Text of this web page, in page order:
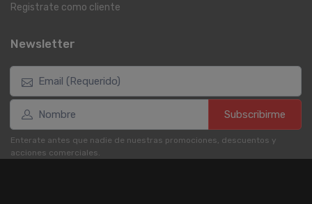
Registrate como cliente
Newsletter
Subscribirme
Enterate antes que nadie de nuestras promociones, descuentos y
acciones comerciales.